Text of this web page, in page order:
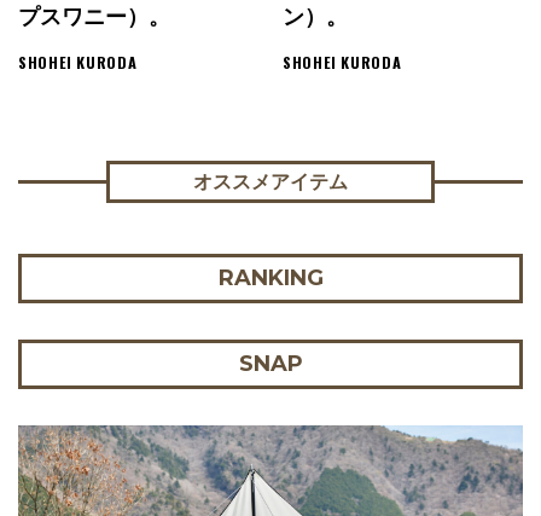
プスワニー）。
SHOHEI KURODA
ン）。
SHOHEI KURODA
オススメアイテム
RANKING
SNAP